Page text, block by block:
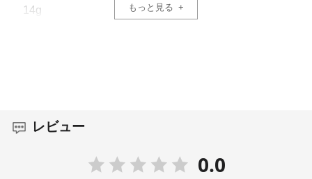
14g
もっと見る
レビュー
0.0